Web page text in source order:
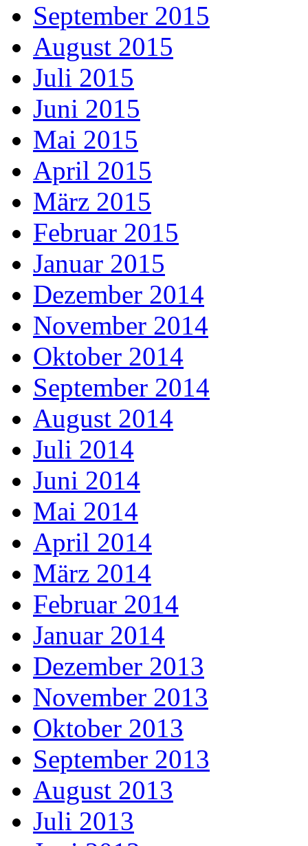
September 2015
August 2015
Juli 2015
Juni 2015
Mai 2015
April 2015
März 2015
Februar 2015
Januar 2015
Dezember 2014
November 2014
Oktober 2014
September 2014
August 2014
Juli 2014
Juni 2014
Mai 2014
April 2014
März 2014
Februar 2014
Januar 2014
Dezember 2013
November 2013
Oktober 2013
September 2013
August 2013
Juli 2013